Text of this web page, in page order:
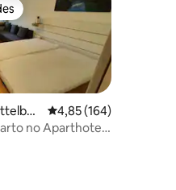
avaliações
4,85 de uma avaliação
4,85 (164)
no Aparthotel